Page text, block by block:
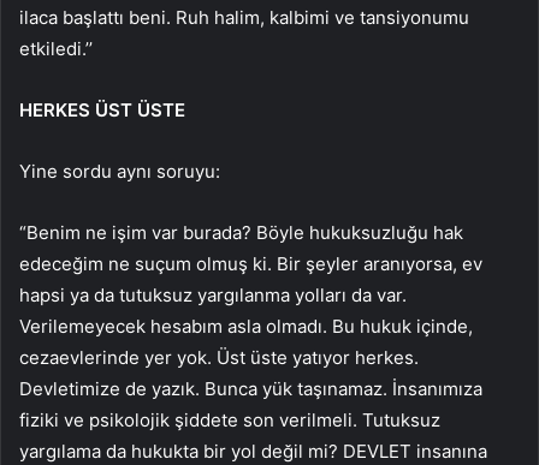
ilaca başlattı beni. Ruh halim, kalbimi ve tansiyonumu
etkiledi.’’
HERKES ÜST ÜSTE
Yine sordu aynı soruyu:
“Benim ne işim var burada? Böyle hukuksuzluğu hak
edeceğim ne suçum olmuş ki. Bir şeyler aranıyorsa, ev
hapsi ya da tutuksuz yargılanma yolları da var.
Verilemeyecek hesabım asla olmadı. Bu hukuk içinde,
cezaevlerinde yer yok. Üst üste yatıyor herkes.
Devletimize de yazık. Bunca yük taşınamaz. İnsanımıza
fiziki ve psikolojik şiddete son verilmeli. Tutuksuz
yargılama da hukukta bir yol değil mi? DEVLET insanına